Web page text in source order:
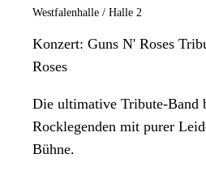
Westfalenhalle / Halle 2
Konzert: Guns N' Roses
Roses
Die ultimative Tribute-Band
Rocklegenden mit purer
Bühne.